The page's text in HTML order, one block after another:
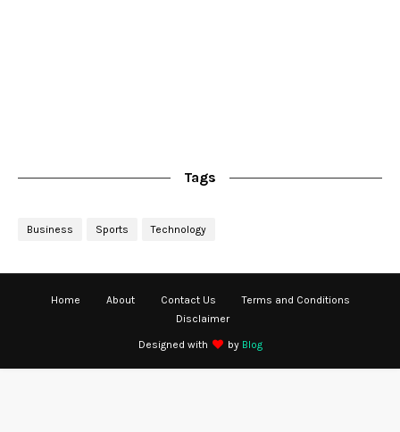
Tags
Business Sports Technology
Home About Contact Us
Terms and Conditions
Disclaimer
Designed with by Blog